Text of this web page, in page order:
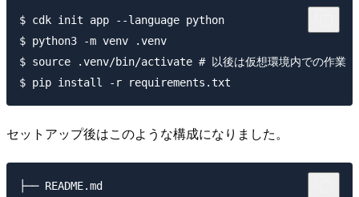
$ cdk init app --language python
$ python3 -m venv .venv
$ source .venv/bin/activate # 以後は仮想環境内での作業
セットアップ後はこのような構成になりました。
├── README.md